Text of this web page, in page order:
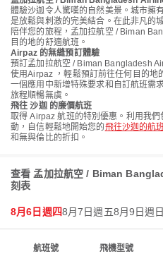
體驗沙迦令人驚嘆的自然美景。城市擁
是放鬆與刺激的完美結合。在此非凡的
陪伴您的旅程，孟加拉航空 / Biman
目的地的舒適航班。
Airpaz 的無縫預訂體驗
預訂孟加拉航空 / Biman Bangladesh
使用Airpaz ，輕鬆預訂前往任何目的地
一個應用中新增特殊要求和自訂航班需
旅程順暢無虞。
飛往 沙迦 的廉價航班
取得 Airpaz 航班的特別優惠。利用我
動，自信輕鬆地開始您的飛往沙迦的航班
和無與倫比的折扣。
查看 孟加拉航空 / Biman
刻表
8月6日週四8月7日週五8月9日週日
航班號 飛機型號